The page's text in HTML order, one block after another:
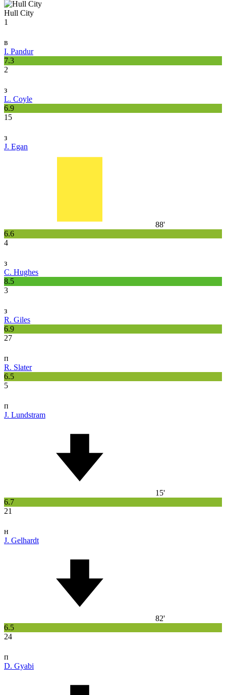
Hull City
1
в
I. Pandur
7.3
2
з
L. Coyle
6.9
15
з
J. Egan
88'
6.6
4
з
C. Hughes
8.5
3
з
R. Giles
6.9
27
п
R. Slater
6.5
5
п
J. Lundstram
15'
6.7
21
н
J. Gelhardt
82'
6.5
24
п
D. Gyabi